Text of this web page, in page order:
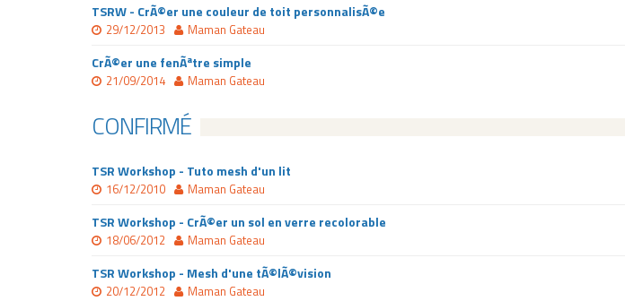
TSRW - CrÃ©er une couleur de toit personnalisÃ©e
29/12/2013 Maman Gateau
CrÃ©er une fenÃªtre simple
21/09/2014 Maman Gateau
CONFIRMÉ
TSR Workshop - Tuto mesh d'un lit
16/12/2010 Maman Gateau
TSR Workshop - CrÃ©er un sol en verre recolorable
18/06/2012 Maman Gateau
TSR Workshop - Mesh d'une tÃ©lÃ©vision
20/12/2012 Maman Gateau